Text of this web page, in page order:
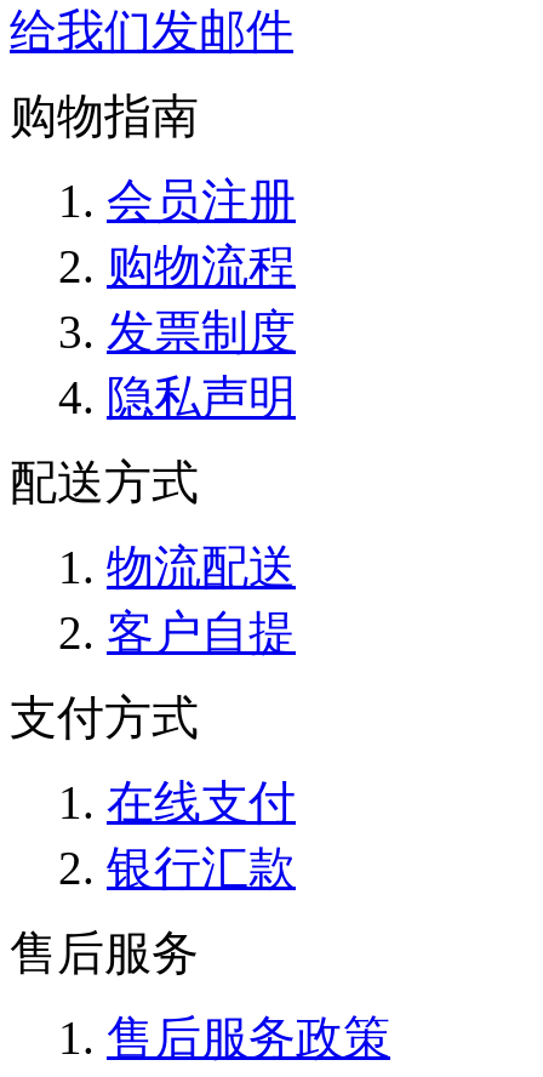
给我们发邮件
购物指南
会员注册
购物流程
发票制度
隐私声明
配送方式
物流配送
客户自提
支付方式
在线支付
银行汇款
售后服务
售后服务政策